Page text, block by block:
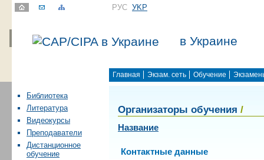
РУС УKР
в Украине
Главная Экзам. сеть Обучение
Библиотека
Литература
Видеокурсы
Преподаватели
Дистанционное
обучение
Организаторы обучения /
Название
Контактные данные